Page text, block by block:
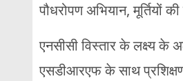
पौधरोपण अभियान, मूर्तियों
एनसीसी विस्तार के लक्ष्य
एसडीआरएफ के साथ